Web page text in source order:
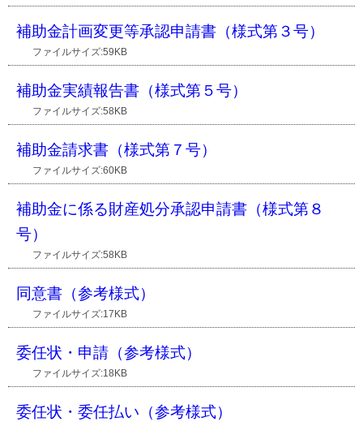
補助金計画変更等承認申請書（様式第３号）
ファイルサイズ:59KB
補助金実績報告書（様式第５号）
ファイルサイズ:58KB
補助金請求書（様式第７号）
ファイルサイズ:60KB
補助金に係る財産処分承認申請書（様式第８
号）
ファイルサイズ:58KB
同意書（参考様式）
ファイルサイズ:17KB
委任状・申請（参考様式）
ファイルサイズ:18KB
委任状・委任払い（参考様式）